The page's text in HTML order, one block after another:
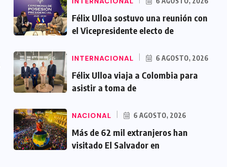
Félix Ulloa sostuvo una reunión con
el Vicepresidente electo de
INTERNACIONAL 6 AGOSTO, 2026
Félix Ulloa viaja a Colombia para
asistir a toma de
NACIONAL 6 AGOSTO, 2026
Más de 62 mil extranjeros han
visitado El Salvador en